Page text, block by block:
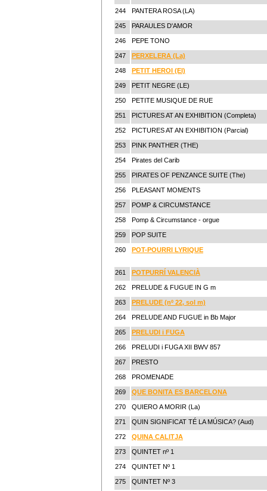
244 PANTERA ROSA (LA)
245 PARAULES D'AMOR
246 PEPE TONO
247 PERXELERA (La)
248 PETIT HEROI (El)
249 PETIT NEGRE (LE)
250 PETITE MUSIQUE DE RUE
251 PICTURES AT AN EXHIBITION (Completa)
252 PICTURES AT AN EXHIBITION (Parcial)
253 PINK PANTHER (THE)
254 Pirates del Carib
255 PIRATES OF PENZANCE SUITE (The)
256 PLEASANT MOMENTS
257 POMP & CIRCUMSTANCE
258 Pomp & Circumstance - orgue
259 POP SUITE
260 POT-POURRI LYRIQUE
261 POTPURRÍ VALENCIÀ
262 PRELUDE & FUGUE IN G m
263 PRELUDE (nº 22, sol m)
264 PRELUDE AND FUGUE in Bb Major
265 PRELUDI i FUGA
266 PRELUDI i FUGA XII BWV 857
267 PRESTO
268 PROMENADE
269 QUE BONITA ES BARCELONA
270 QUIERO A MORIR (La)
271 QUIN SIGNIFICAT TÉ LA MÚSICA? (Aud)
272 QUINA CALITJA
273 QUINTET nº 1
274 QUINTET Nº 1
275 QUINTET Nº 3